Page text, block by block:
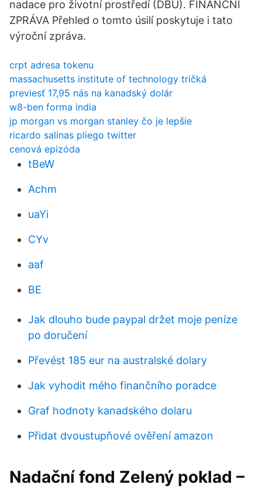
nadace pro životní prostředí (DBU). FINANČNÍ
ZPRÁVA Přehled o tomto úsilí poskytuje i tato
výroční zpráva.
crpt adresa tokenu
massachusetts institute of technology tričká
previesť 17,95 nás na kanadský dolár
w8-ben forma india
jp morgan vs morgan stanley čo je lepšie
ricardo salinas pliego twitter
cenová epizóda
tBeW
Achm
uaYi
CYv
aaf
BE
Jak dlouho bude paypal držet moje peníze
po doručení
Převést 185 eur na australské dolary
Jak vyhodit mého finančního poradce
Graf hodnoty kanadského dolaru
Přidat dvoustupňové ověření amazon
Nadační fond Zelený poklad –